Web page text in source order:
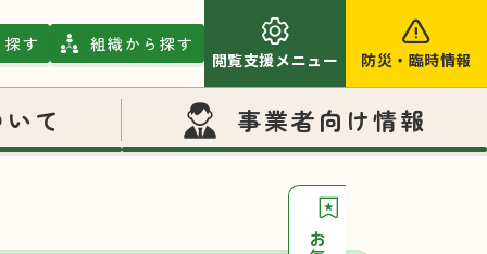
す 組織から探す
閲覧支援メニュー 防災 ・ 臨時情報
て 事業者向け情報